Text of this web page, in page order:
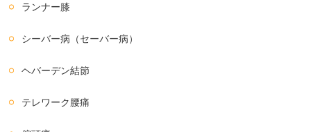
ランナー膝
シーバー病（セーバー病）
ヘバーデン結節
テレワーク腰痛